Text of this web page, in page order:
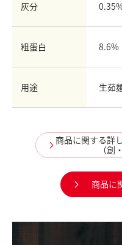
灰分
粗蛋白 8.6%
用途 生茹
商品に関する詳
（創
商品に